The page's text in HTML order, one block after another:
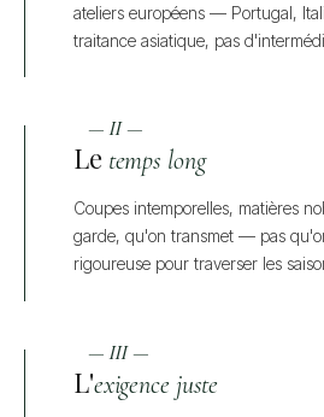
ateliers européens — Portugal,
traitance asiatique, pas
— II —
Le temps long
Coupes intemporelles, matières
garde, qu'on transmet — pas
rigoureuse pour traverser les
— III —
L'exigence juste